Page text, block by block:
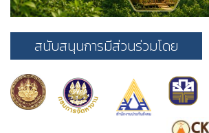
สนับสนุนการมีส่วนร่วมโดย